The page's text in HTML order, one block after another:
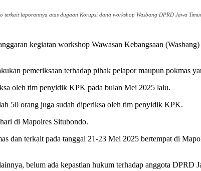
laporannya atas dugaan Korupsi dana workshop Wasbang DPRD Jawa
kegiatan workshop Wawasan Kebangsaan
pemeriksaan terhadap pihak pelapor maupun pokmas
oleh tim penyidik KPK pada bulan Mei 2025 lalu.
50 orang juga sudah diperiksa oleh tim penyidik KPK.
di Mapolres Situbondo.
dan terkait pada tanggal 21-23 Mei 2025 bertempat di
belum ada kepastian hukum terhadap anggota DPRD